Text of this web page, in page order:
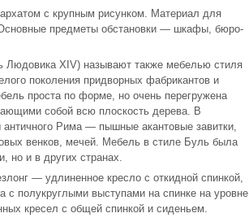
с крупным рисунком. Материал для
предметы обстановки — шкафы, бюро-
Людовика ХIV) называют также мебелью стиля
поколения придворных фабрикантов и
проста по форме, но очень перегружена
собой всю плоскость дерева. В
античного Рима — пышные акантовые завитки,
венков, мечей. Мебель в стиле Буль была
но и в других странах.
— удлиненное кресло с откидной спинкой,
с полукруглыми выступами на спинке на уровне
кресел с общей спинкой и сиденьем.